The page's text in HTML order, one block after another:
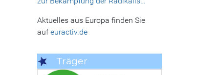
Aktuelles aus Europa finden Sie
aufeuractiv.de
Träger